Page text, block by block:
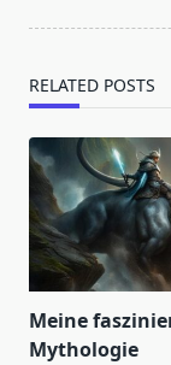
RELATED POSTS
Meine
Mythologie